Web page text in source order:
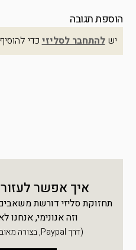
הוספת תגובה
ישלהתחבר לסליזיכדי
איך אפשר
תחזוקת סליזי דורשת
וזה אנונימי, אנחנו
(דרך Paypal, בצורה מאובטחת, אנונימית ומהירה)